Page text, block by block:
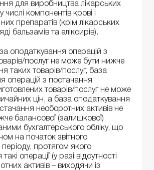
для виробництва лікарських
числі компонентів крові і
препаратів (крім лікарських
бальзамів та еліксирів).
оподаткування операцій з
послуг не може бути нижче
таких товарів/послуг, база
операцій з постачання
товарів/послуг не може
цін, а база оподаткування
необоротних активів не
балансової (залишкової)
бухгалтерського обліку, що
на початок звітного
періоду, протягом якого
операції (у разі відсутності
активів – виходячи із